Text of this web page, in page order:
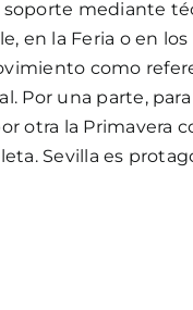
soporte mediante
en la Feria o en
como
Por una parte,
otra la Primavera
Sevilla es